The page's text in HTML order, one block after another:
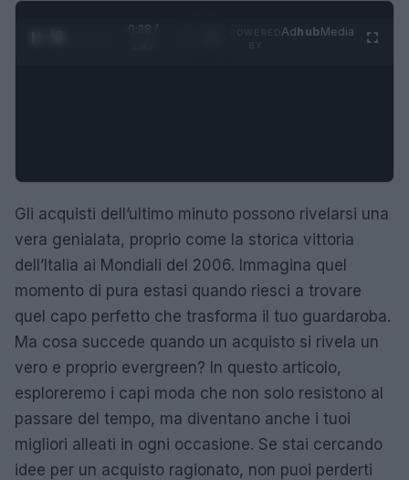
0:29 /
AdhubMedia
Gli acquisti dell’ultimo minuto possono rivelarsi una
vera genialata, proprio come la storica vittoria
dell’Italia ai Mondiali del 2006. Immagina quel
momento di pura estasi quando riesci a trovare
quel capo perfetto che trasforma il tuo guardaroba.
Ma cosa succede quando un acquisto si rivela un
vero e proprio evergreen? In questo articolo,
esploreremo i capi moda che non solo resistono al
passare del tempo, ma diventano anche i tuoi
migliori alleati in ogni occasione. Se stai cercando
idee per un acquisto ragionato, non puoi perderti